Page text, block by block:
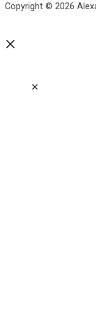
Copyright © 2026